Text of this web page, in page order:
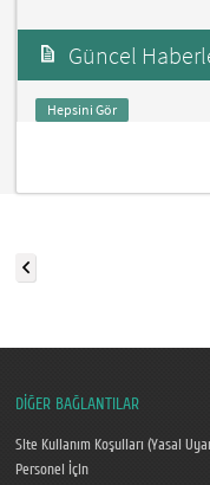
Güncel
Hepsini Gör
DİĞER BAĞLANTILAR
Site Kullanım Koşulları (Yasal
Personel İçin